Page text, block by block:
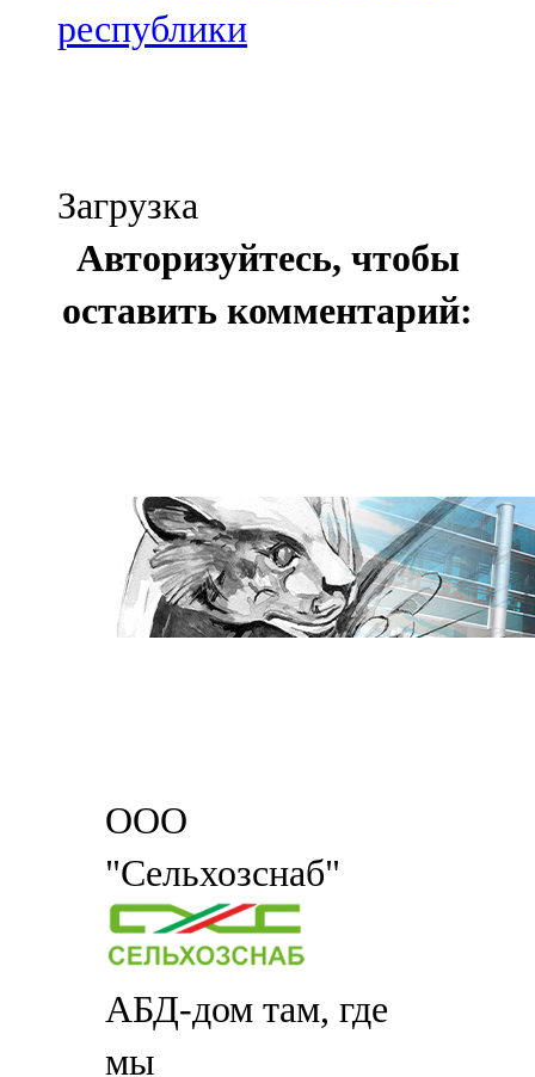
республики
Загрузка
Авторизуйтесь, чтобы
оставить комментарий:
ООО
"Сельхозснаб"
АБД-дом там, где
мы